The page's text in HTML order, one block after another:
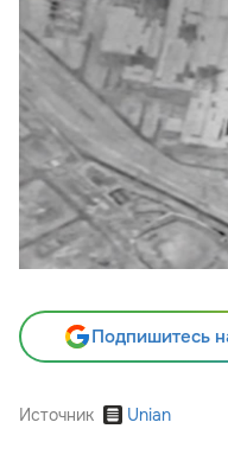
Подпишитесь
Источник Unian